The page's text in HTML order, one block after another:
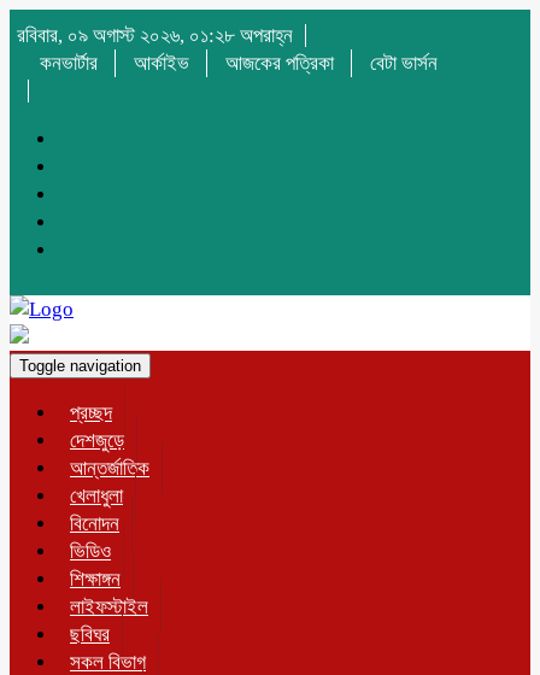
রবিবার, ০৯ অগাস্ট ২০২৬, ০১:২৮ অপরাহ্ন
কনভার্টার
আর্কাইভ আজকের পত্রিকা বেটা ভার্সন
Toggle navigation
প্রচ্ছদ
দেশজুড়ে
আন্তর্জাতিক
খেলাধুলা
বিনোদন
ভিডিও
শিক্ষাঙ্গন
লাইফস্টাইল
ছবিঘর
সকল বিভাগ